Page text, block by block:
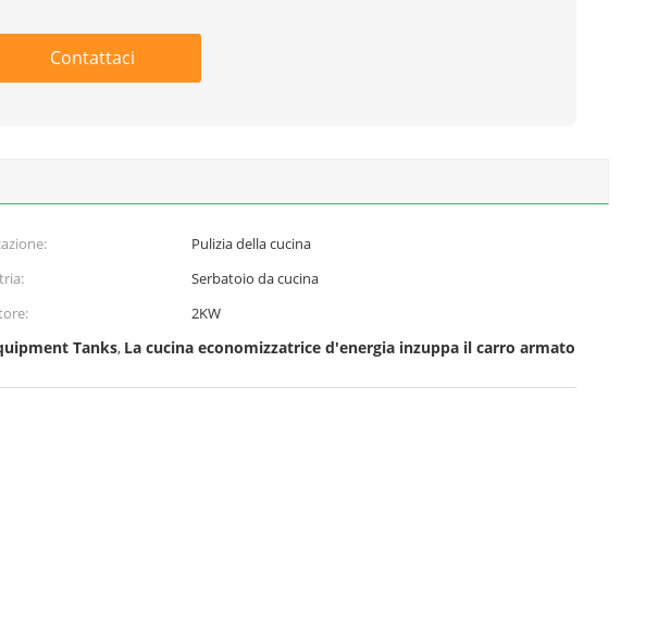
Contattaci
Pulizia della cucina
Serbatoio da cucina
2KW
Tanks, La cucina economizzatrice d'energia inzuppa il carro armato